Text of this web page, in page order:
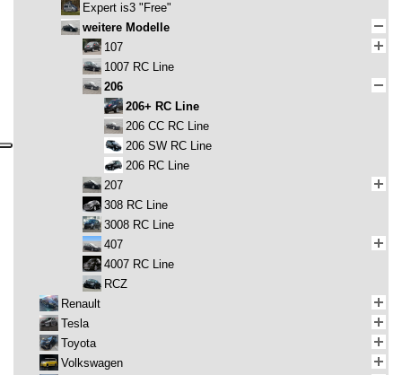
Expert is3 "Free"
weitere Modelle
107
1007 RC Line
206
206+ RC Line
206 CC RC Line
206 SW RC Line
206 RC Line
207
308 RC Line
3008 RC Line
407
4007 RC Line
RCZ
Renault
Tesla
Toyota
Volkswagen